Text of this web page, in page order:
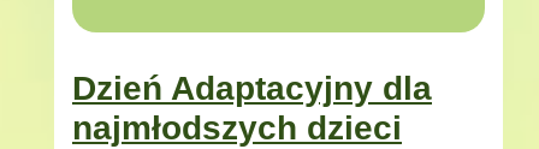
Dzień Adaptacyjny dla
najmłodszych dzieci